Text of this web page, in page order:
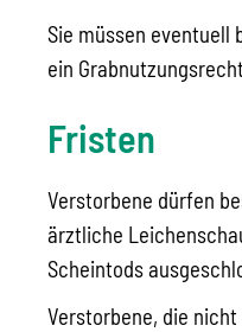
Sie müssen eventuell
ein
Fristen
Verstorbene dürfen
ärztliche
Scheintods
Verstorbene, die